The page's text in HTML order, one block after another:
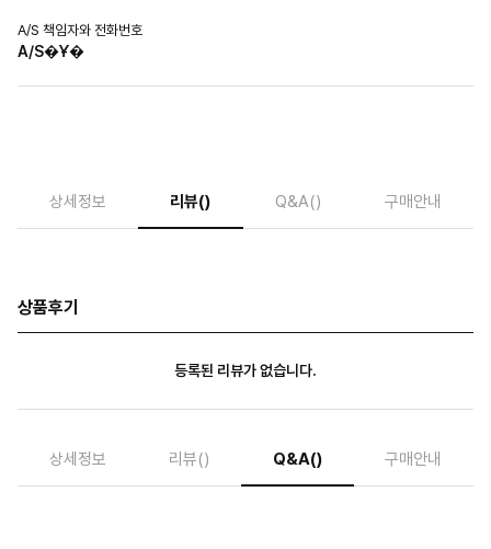
A/S 책임자와 전화번호
A/S�Ұ�
상세정보 리뷰() Q&A() 구매안내
상품후기
등록된 리뷰가 없습니다.
상세정보 리뷰() Q&A() 구매안내